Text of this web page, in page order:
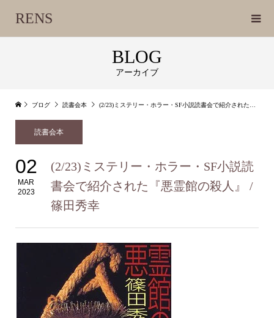
RENS
BLOG
アーカイブ
ブログ 読書会本 (2/23)ミステリー・ホラー・SF小説読書会で紹介された『悪霊館の殺人』 / 篠田秀幸
読書会本
02
MAR
2023
(2/23)ミステリー・ホラー・SF小説読
書会で紹介された『悪霊館の殺人』 /
篠田秀幸